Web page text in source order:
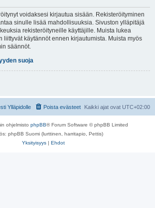
voidaksesi kirjautua sisään. Rekisteröityminen
sinulle lisää mahdollisuuksia. Sivuston ylläpitäjä
rekisteröityneille käyttäjille. Muista lukea
liittyvät käytännöt ennen kirjautumista. Muista myös
säännöt.
suoja
Kaikki ajat ovat UTC+02:00
Poista evästeet
Ylläpidolle
ohjelmisto phpBB® Forum Software © phpBB Limited
phpBB Suomi (lurttinen, harritapio, Pettis)
Yksityisyys | Ehdot